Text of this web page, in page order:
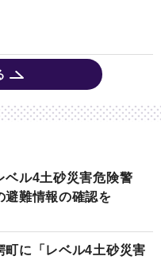
ベル4土砂災害危険警
難情報の確認を
町に「レベル4土砂災害